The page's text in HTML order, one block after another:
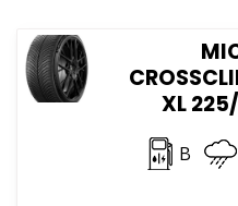
XL
B